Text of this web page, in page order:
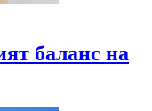
баланс на